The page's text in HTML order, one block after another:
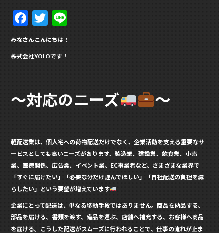
F
a
c
e
o
o
T
w
it
te
みなさんこんにちは！
株式会社YOLOです！
～対応のニーズ ～
軽配送業は、個人宅への荷物配送だけでなく、企業活動を支える重要なサ
ービスとしても高いニーズがあります。製造業、建設業、飲食業、小売
業、医療関係、広告業、イベント業、EC事業者など、さまざまな業界で
「すぐに届けたい」「必要な分だけ運んでほしい」「自社配送の負担を減
らしたい」という要望が増えています
企業にとって配送は、単なる移動手段ではありません。商品を納品する、
部品を届ける、書類を渡す、備品を運ぶ、店舗へ補充する、お客様へ商品
を届ける。こうした配送がスムーズに行われることで、仕事の流れが止ま